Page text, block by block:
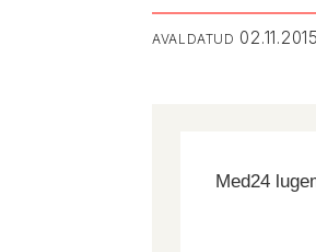
AVALDATUD
Med24